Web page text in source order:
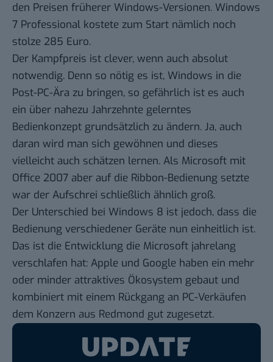
den Preisen früherer Windows-Versionen. Windows
7 Professional kostete zum Start nämlich noch
stolze 285 Euro.
Der Kampfpreis ist clever, wenn auch absolut
notwendig. Denn so nötig es ist, Windows in die
Post-PC-Ära zu bringen, so gefährlich ist es auch
ein über nahezu Jahrzehnte gelerntes
Bedienkonzept grundsätzlich zu ändern. Ja, auch
daran wird man sich gewöhnen und dieses
vielleicht auch schätzen lernen. Als Microsoft mit
Office 2007 aber auf die Ribbon-Bedienung setzte
war der Aufschrei schließlich ähnlich groß.
Der Unterschied bei Windows 8 ist jedoch, dass die
Bedienung verschiedener Geräte nun einheitlich ist.
Das ist die Entwicklung die Microsoft jahrelang
verschlafen hat: Apple und Google haben ein mehr
oder minder attraktives Ökosystem gebaut und
kombiniert mit einem Rückgang an PC-Verkäufen
dem Konzern aus Redmond gut zugesetzt.